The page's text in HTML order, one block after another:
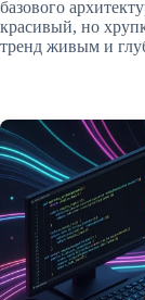
базового
красивый, но
тренд живым и